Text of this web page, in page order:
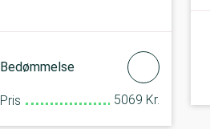
Bedømmelse
Pris 5069 Kr.